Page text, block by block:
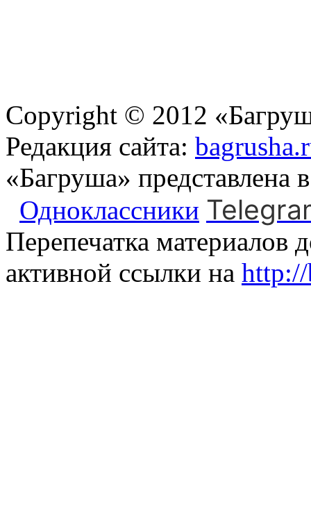
Copyright © 2012
Редакция сайта:
«Багруша» представлена
Одноклассники
Перепечатка материалов
активной ссылки на http://